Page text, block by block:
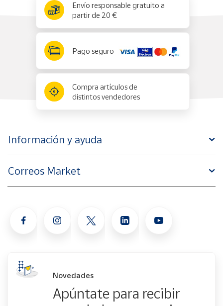
Envío responsable gratuito a
partir de 20 €
Pago seguro
Compra artículos de
distintos vendedores
Información y ayuda
Correos Market
Novedades
Apúntate para recibir